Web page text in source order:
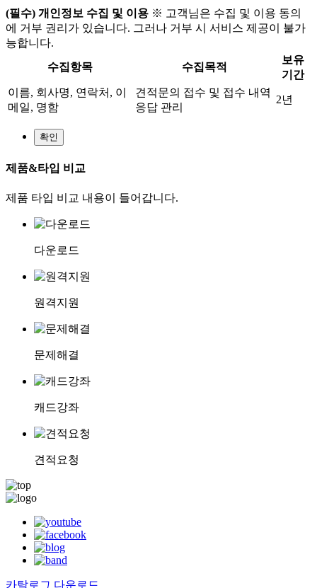
(필수) 개인정보 수집 및 이용 ※ 고객님은 수집 및 이용 동의
에 거부 권리가 있습니다. 그러나 거부 시 서비스 제공이 불가
능합니다.
수집항목
수집목적
보유
기간
이름, 회사명, 연락처, 이
메일, 명함
견적문의 접수 및 접수 내역
응답 관리
2년
제품&타입 비교
제품 타입 비교 내용이 들어갑니다.
다운로드
원격지원
문제해결
캐드강좌
견적요청
카탈로그 다운로드